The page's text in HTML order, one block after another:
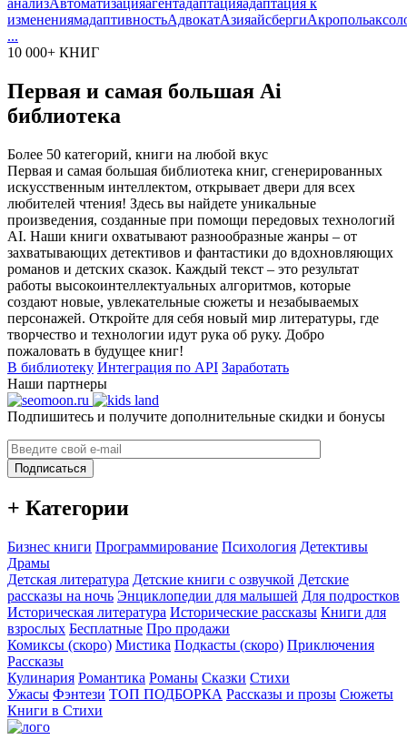
анализАвтоматизацияагентадаптацияадаптация к
изменениямадаптивностьАдвокатАзияайсбергиАкрополь
...
10 000+ КНИГ
Первая и самая большая Ai
библиотека
Более 50 категорий, книги на любой вкус
Первая и самая большая библиотека книг, сгенерированных
искусственным интеллектом, открывает двери для всех
любителей чтения! Здесь вы найдете уникальные
произведения, созданные при помощи передовых технологий
AI. Наши книги охватывают разнообразные жанры – от
захватывающих детективов и фантастики до вдохновляющих
романов и детских сказок. Каждый текст – это результат
работы высокоинтеллектуальных алгоритмов, которые
создают новые, увлекательные сюжеты и незабываемых
персонажей. Откройте для себя новый мир литературы, где
творчество и технологии идут рука об руку. Добро
пожаловать в будущее книг!
В библиотеку Интеграция по API Заработать
Наши партнеры
Подпишитесь и получите дополнительные скидки и бонусы
Подписаться
+ Категории
Бизнес книги Программирование Психология Детективы
Драмы
Детская литература Детские книги с озвучкой Детские
рассказы на ночь Энциклопедии для малышей Для подростков
Историческая литература Исторические рассказы Книги для
взрослых Бесплатные Про продажи
Комиксы (скоро) Мистика Подкасты (скоро) Приключения
Рассказы
Кулинария Романтика Романы Сказки Стихи
Ужасы Фэнтези ТОП ПОДБОРКА Рассказы и прозы Сюжеты
Книги в Стихи